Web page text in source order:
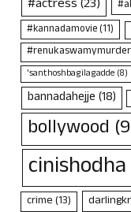
#actress(23)
#kannadamovie(11)
'santhoshbagilagadde (8)
bannadahejje(18)
bollywood
cinishodha
crime(13)